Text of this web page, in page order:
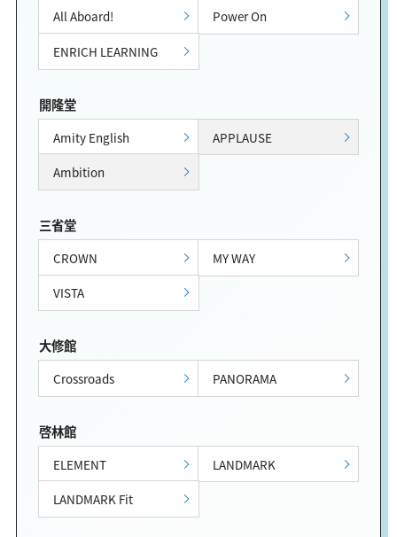
All Aboard!
Power On
ENRICH LEARNING
開隆堂
Amity English
APPLAUSE
Ambition
三省堂
CROWN
MY WAY
VISTA
大修館
Crossroads PANORAMA
啓林館
ELEMENT
LANDMARK
LANDMARK Fit